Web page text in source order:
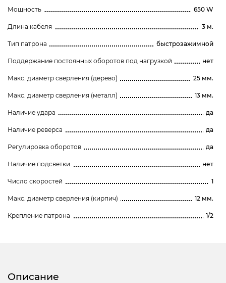
Мощность 650 W
Длина кабеля 3 м.
Тип патрона быстрозажимной
Поддержание постоянных оборотов под нагрузкой нет
Макс. диаметр сверления (дерево) 25 мм.
Макс. диаметр сверления (металл) 13 мм.
Наличие удара да
Наличие реверса да
Регулировка оборотов да
Наличие подсветки нет
Число скоростей 1
Макс. диаметр сверления (кирпич) 12 мм.
Крепление патрона 1/2
Описание